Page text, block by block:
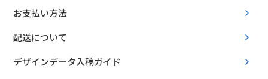
お支払い方法
配送について
デザインデータ入稿ガイド